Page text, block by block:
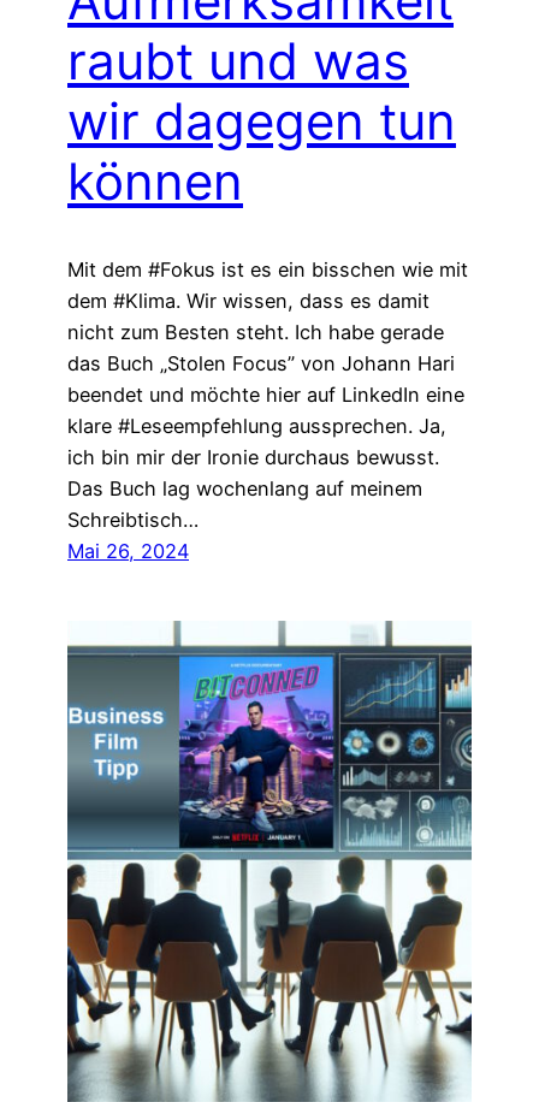
raubt und was
wir dagegen tun
können
Mit dem #Fokus ist es ein bisschen wie mit
dem #Klima. Wir wissen, dass es damit
nicht zum Besten steht. Ich habe gerade
das Buch „Stolen Focus” von Johann Hari
beendet und möchte hier auf LinkedIn eine
klare #Leseempfehlung aussprechen. Ja,
ich bin mir der Ironie durchaus bewusst.
Das Buch lag wochenlang auf meinem
Schreibtisch…
Mai 26, 2024